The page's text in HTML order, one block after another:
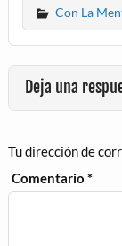
Con La
Deja una
Tu dirección de
Comentario*